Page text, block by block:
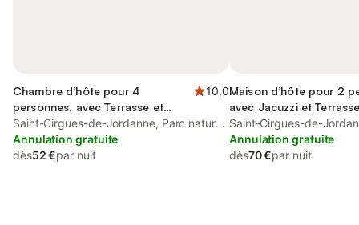
Chambre d’hôte pour 4
personnes, avec Terrasse et
Jardin
10,0
Saint-Cirgues-de-Jordanne, Parc naturel
régional des Volcans d'Auvergne
Annulation gratuite
dès52 €par nuit
Maison d’hôte pour 2
avec Jacuzzi et
Jardin et Piscine
Saint-Cirgues-de-
régional des Volcans
Annulation gratuite
dès70 €par nuit